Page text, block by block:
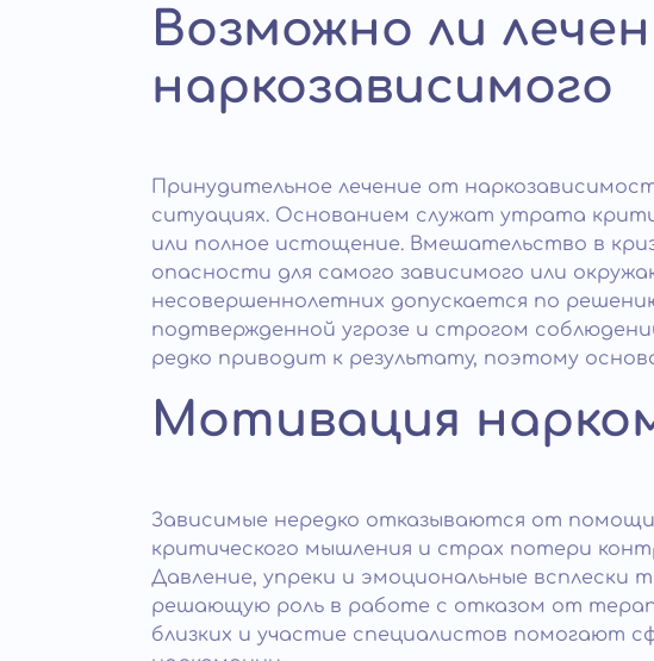
Возможно ли
наркозависимого
Принудительное лечение от
ситуациях. Основанием служат утрата
или полное истощение. Вмешательство в
опасности для самого зависимого или
несовершеннолетних допускается по
подтвержденной угрозе и строгом
редко приводит к результату, поэтому
Мотивация
Зависимые нередко отказываются от
критического мышления и страх потери
Давление, упреки и эмоциональные всплески
решающую роль в работе с отказом от
близких и участие специалистов помогают